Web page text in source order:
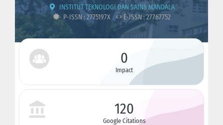
INSTITUT TEKNOLOGI DAN SAINS MANDALA
P-ISSN : 2775197X
E-ISSN : 27767752
0
Impact
120
Google Citations